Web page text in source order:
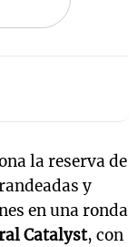
la reserva de
y
en una ronda
Catalyst, con